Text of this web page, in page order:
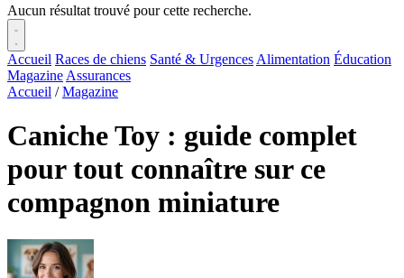
Aucun résultat trouvé pour cette recherche.
Accueil Races de chiens Santé & Urgences Alimentation Éducation
Magazine Assurances
Accueil / Magazine
Caniche Toy : guide complet
pour tout connaître sur ce
compagnon miniature